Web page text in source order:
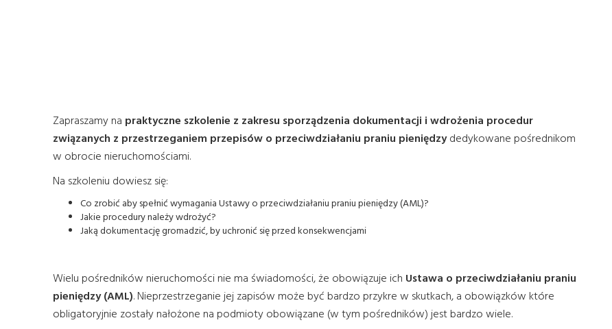
Zapraszamy na praktyczne szkolenie z zakresu sporządzenia dokumentacji i wdrożenia procedur
związanych z przestrzeganiem przepisów o przeciwdziałaniu praniu pieniędzydedykowane pośrednikom
w obrocie nieruchomościami.
Na szkoleniu dowiesz się:
Co zrobić aby spełnić wymagania Ustawy o przeciwdziałaniu praniu pieniędzy (AML)?
Jakie procedury należy wdrożyć?
Jaką dokumentację gromadzić, by uchronić się przed konsekwencjami
Wielu pośredników nieruchomości nie ma świadomości, że obowiązuje ich Ustawa o przeciwdziałaniu praniu
pieniędzy (AML). Nieprzestrzeganie jej zapisów może być bardzo przykre w skutkach, a obowiązków które
obligatoryjnie zostały nałożone na podmioty obowiązane (w tym pośredników) jest bardzo wiele.